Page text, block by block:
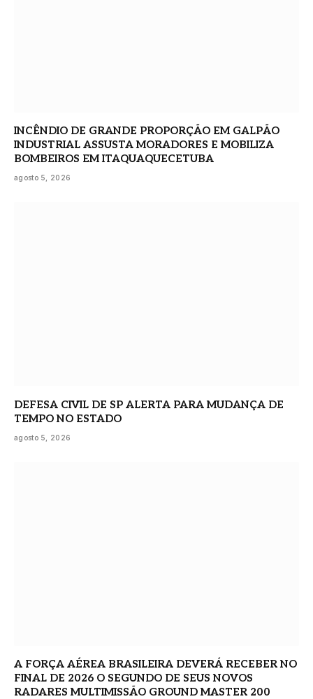
INCÊNDIO DE GRANDE PROPORÇÃO EM GALPÃO
INDUSTRIAL ASSUSTA MORADORES E MOBILIZA
BOMBEIROS EM ITAQUAQUECETUBA
agosto 5, 2026
DEFESA CIVIL DE SP ALERTA PARA MUDANÇA DE
TEMPO NO ESTADO
agosto 5, 2026
A FORÇA AÉREA BRASILEIRA DEVERÁ RECEBER NO
FINAL DE 2026 O SEGUNDO DE SEUS NOVOS
RADARES MULTIMISSÃO GROUND MASTER 200